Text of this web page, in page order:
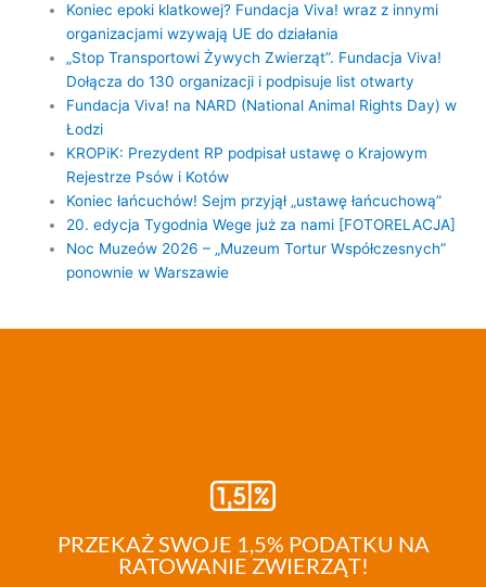
Koniec epoki klatkowej? Fundacja Viva! wraz z innymi
organizacjami wzywają UE do działania
„Stop Transportowi Żywych Zwierząt”. Fundacja Viva!
Dołącza do 130 organizacji i podpisuje list otwarty
Fundacja Viva! na NARD (National Animal Rights Day) w
Łodzi
KROPiK: Prezydent RP podpisał ustawę o Krajowym
Rejestrze Psów i Kotów
Koniec łańcuchów! Sejm przyjął „ustawę łańcuchową”
20. edycja Tygodnia Wege już za nami [FOTORELACJA]
Noc Muzeów 2026 – „Muzeum Tortur Współczesnych”
ponownie w Warszawie
PRZEKAŻ SWOJE 1,5% PODATKU NA
RATOWANIE ZWIERZĄT!